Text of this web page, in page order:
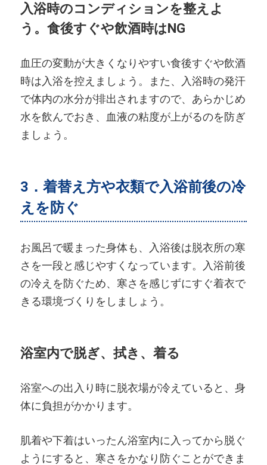
入浴時のコンディションを整えよ
う。食後すぐや飲酒時はNG
血圧の変動が大きくなりやすい食後すぐや飲酒
時は入浴を控えましょう。また、入浴時の発汗
で体内の水分が排出されますので、あらかじめ
水を飲んでおき、血液の粘度が上がるのを防ぎ
ましょう。
3．着替え方や衣類で入浴前後の冷
えを防ぐ
お風呂で暖まった身体も、入浴後は脱衣所の寒
さを一段と感じやすくなっています。入浴前後
の冷えを防ぐため、寒さを感じずにすぐ着衣で
きる環境づくりをしましょう。
浴室内で脱ぎ、拭き、着る
浴室への出入り時に脱衣場が冷えていると、身
体に負担がかかります。
肌着や下着はいったん浴室内に入ってから脱ぐ
ようにすると、寒さをかなり防ぐことができま